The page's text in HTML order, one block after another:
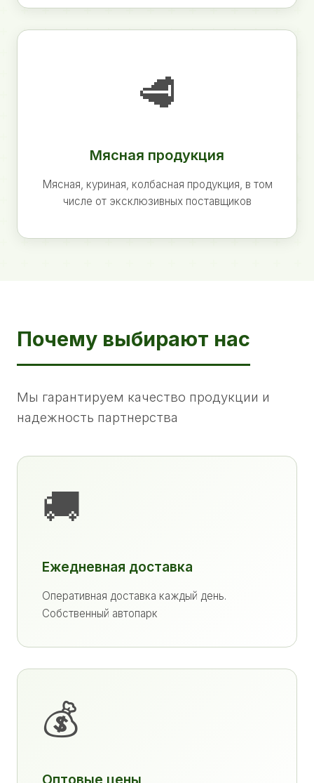
🥩
Мясная продукция
Мясная, куриная, колбасная продукция, в том
числе от эксклюзивных поставщиков
Почему выбирают нас
Мы гарантируем качество продукции и
надежность партнерства
🚚
Ежедневная доставка
Оперативная доставка каждый день.
Собственный автопарк
💰
Оптовые цены